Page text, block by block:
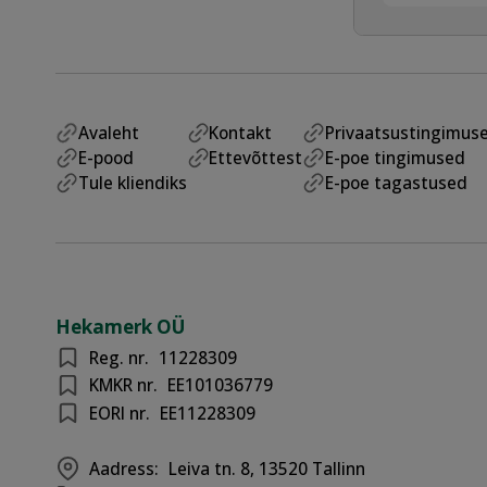
Avaleht
E-pood
Tule kliendiks
Kontakt
Ettevõttest
E-poe tingimused
E-poe tagastused
Hekamerk OÜ
Reg. nr. 11228309
KMKR nr. EE101036779
EORI nr. EE11228309
Aadress: Leiva tn. 8, 13520 Tallinn